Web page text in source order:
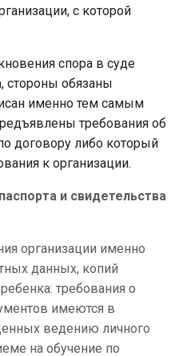
с которой
спора в суде
стороны обязаны
именно тем самым
требования об
договору либо который
к организации.
и свидетельства
организации именно
данных, копий
требования о
имеются в
ведению личного
на обучение по